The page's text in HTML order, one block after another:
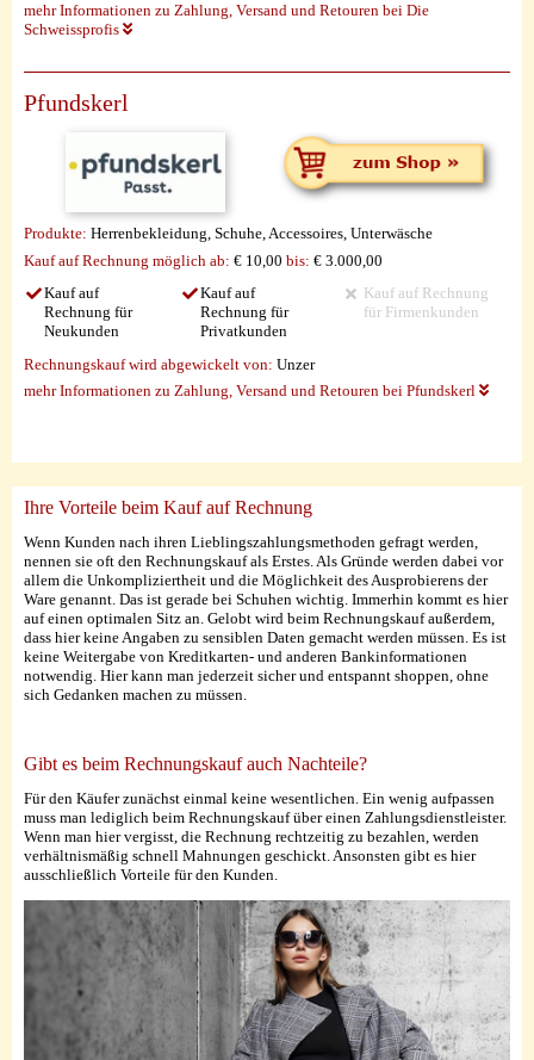
mehr Informationen zu Zahlung, Versand und Retouren bei Die
Schweissprofis
Pfundskerl
Produkte: Herrenbekleidung, Schuhe, Accessoires, Unterwäsche
Kauf auf Rechnung möglich ab: € 10,00 bis: € 3.000,00
Kauf auf
Rechnung für
Neukunden
Kauf auf
Rechnung für
Privatkunden
Kauf auf Rechnung
für Firmenkunden
Rechnungskauf wird abgewickelt von: Unzer
mehr Informationen zu Zahlung, Versand und Retouren bei Pfundskerl
Ihre Vorteile beim Kauf auf Rechnung
Wenn Kunden nach ihren Lieblingszahlungsmethoden gefragt werden,
nennen sie oft den Rechnungskauf als Erstes. Als Gründe werden dabei vor
allem die Unkompliziertheit und die Möglichkeit des Ausprobierens der
Ware genannt. Das ist gerade bei Schuhen wichtig. Immerhin kommt es hier
auf einen optimalen Sitz an. Gelobt wird beim Rechnungskauf außerdem,
dass hier keine Angaben zu sensiblen Daten gemacht werden müssen. Es ist
keine Weitergabe von Kreditkarten- und anderen Bankinformationen
notwendig. Hier kann man jederzeit sicher und entspannt shoppen, ohne
sich Gedanken machen zu müssen.
Gibt es beim Rechnungskauf auch Nachteile?
Für den Käufer zunächst einmal keine wesentlichen. Ein wenig aufpassen
muss man lediglich beim Rechnungskauf über einen Zahlungsdienstleister.
Wenn man hier vergisst, die Rechnung rechtzeitig zu bezahlen, werden
verhältnismäßig schnell Mahnungen geschickt. Ansonsten gibt es hier
ausschließlich Vorteile für den Kunden.